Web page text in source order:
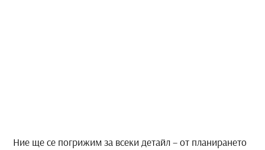
Ние ще се погрижим за всеки детайл – от планирането